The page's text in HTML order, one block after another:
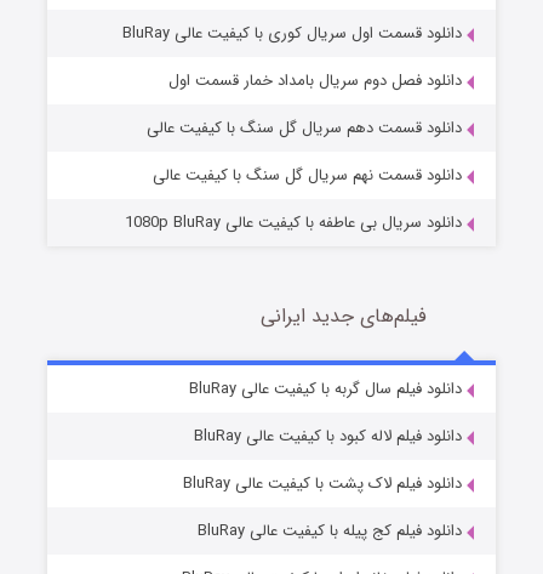
مردگان متحرک: شهر مرده ۳
قسمت2 (زیرنویس) منتشر شد
قسمت7 (زیرنویس) منتشر شد
دانلود قسمت اول سریال کوری با کیفیت عالی BluRay
دانلود فصل دوم سریال بامداد خمار قسمت اول
دانلود قسمت دهم سریال گل سنگ با کیفیت عالی
دانلود قسمت نهم سریال گل سنگ با کیفیت عالی
دانلود سریال بی عاطفه با کیفیت عالی 1080p BluRay
فیلم‌های جدید ایرانی
دانلود فیلم سال گربه با کیفیت عالی BluRay
دانلود فیلم لاله کبود با کیفیت عالی BluRay
دانلود فیلم لاک پشت با کیفیت عالی BluRay
دانلود فیلم کج‌ پیله با کیفیت عالی BluRay